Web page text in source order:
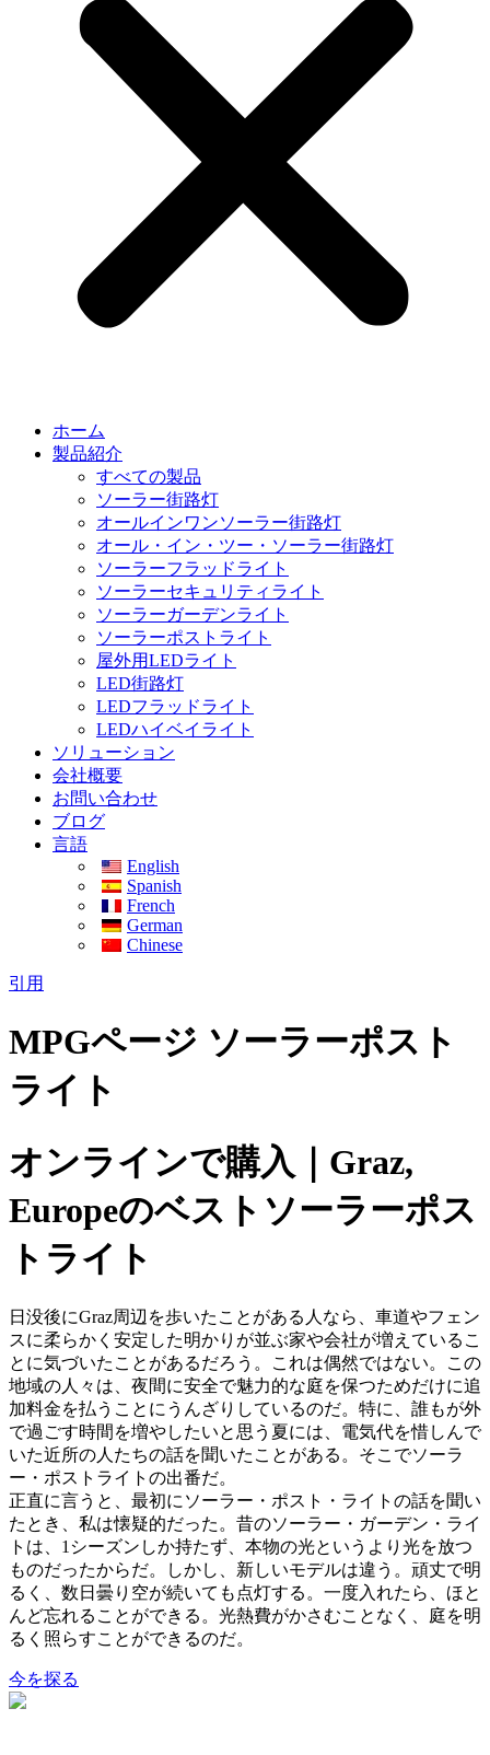
ホーム
製品紹介
すべての製品
ソーラー街路灯
オールインワンソーラー街路灯
オール・イン・ツー・ソーラー街路灯
ソーラーフラッドライト
ソーラーセキュリティライト
ソーラーガーデンライト
ソーラーポストライト
屋外用LEDライト
LED街路灯
LEDフラッドライト
LEDハイベイライト
ソリューション
会社概要
お問い合わせ
ブログ
言語
English
Spanish
French
German
Chinese
引用
MPGページ ソーラーポスト
ライト
オンラインで購入｜Graz,
Europeのベストソーラーポス
トライト
日没後にGraz周辺を歩いたことがある人なら、車道やフェン
スに柔らかく安定した明かりが並ぶ家や会社が増えているこ
とに気づいたことがあるだろう。これは偶然ではない。この
地域の人々は、夜間に安全で魅力的な庭を保つためだけに追
加料金を払うことにうんざりしているのだ。特に、誰もが外
で過ごす時間を増やしたいと思う夏には、電気代を惜しんで
いた近所の人たちの話を聞いたことがある。そこでソーラ
ー・ポストライトの出番だ。
正直に言うと、最初にソーラー・ポスト・ライトの話を聞い
たとき、私は懐疑的だった。昔のソーラー・ガーデン・ライ
トは、1シーズンしか持たず、本物の光というより光を放つ
ものだったからだ。しかし、新しいモデルは違う。頑丈で明
るく、数日曇り空が続いても点灯する。一度入れたら、ほと
んど忘れることができる。光熱費がかさむことなく、庭を明
るく照らすことができるのだ。
今を探る